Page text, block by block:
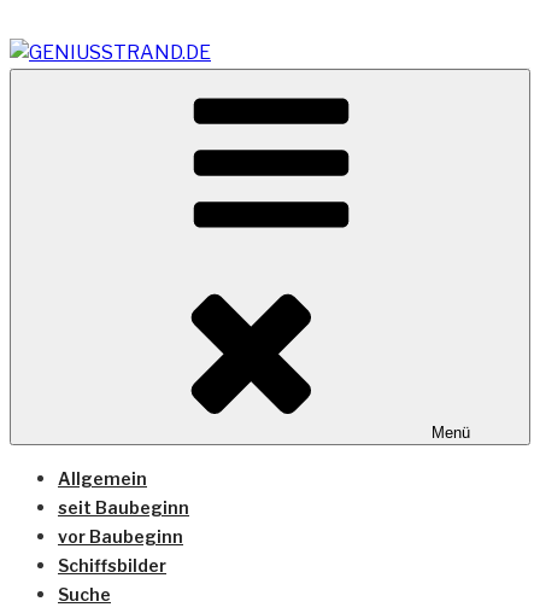
Inhalt
springen
GENIUSSTRAND.DE
Vom Geniusstrand zum JadeWeserPort/Container
Terminal Wilhelmshaven
Menü
Allgemein
seit Baubeginn
vor Baubeginn
Schiffsbilder
Suche